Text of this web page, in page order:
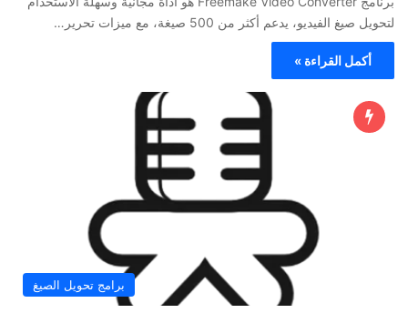
لتحويل صيغ الفيديو، يدعم أكثر من 500 صيغة، مع ميزات تحرير…
أكمل القراءة »
برامج تحويل الصيغ